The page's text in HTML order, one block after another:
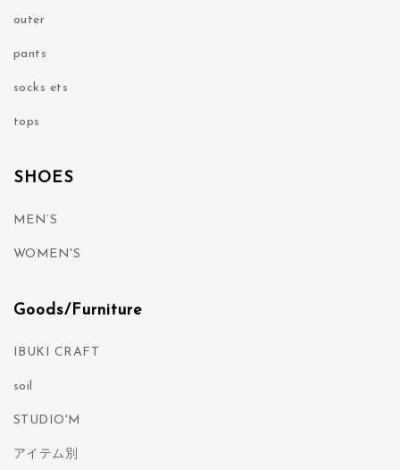
outer
pants
socks ets
tops
SHOES
MEN’S
WOMEN'S
Goods/Furniture
IBUKI CRAFT
soil
STUDIO'M
アイテム別